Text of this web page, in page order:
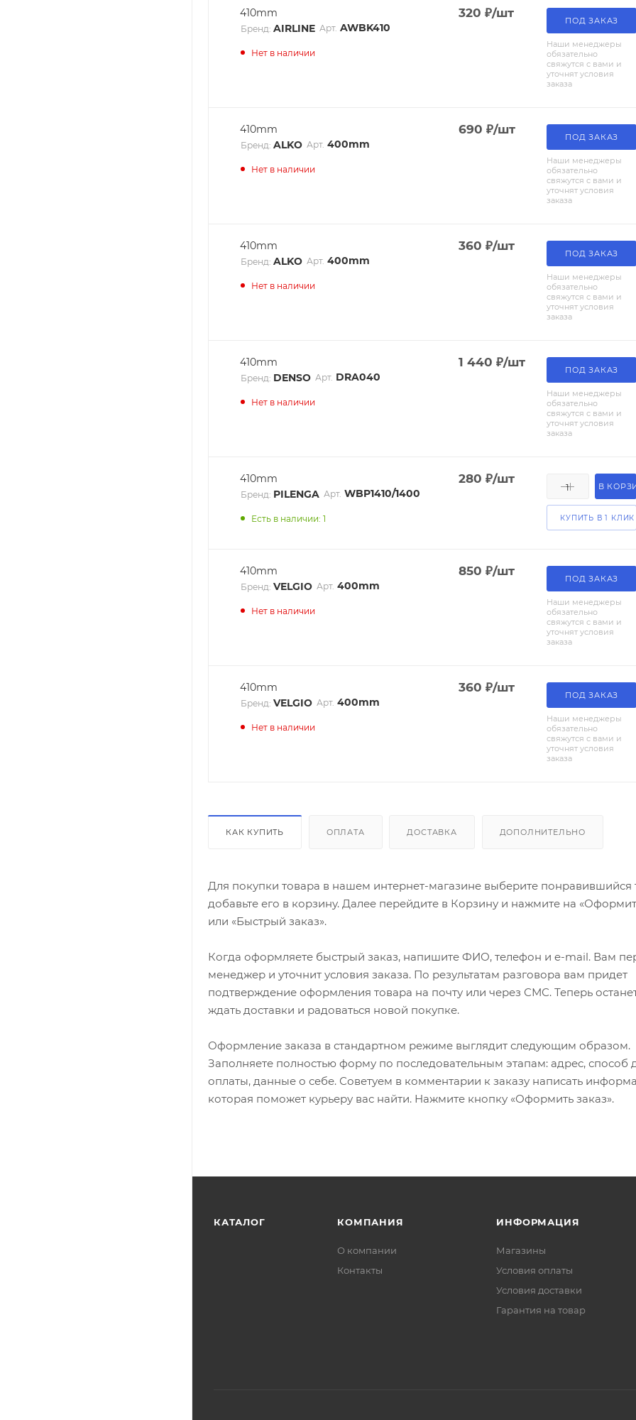
410mm
Бренд: AIRLINE Арт. AWBK410
Нет в наличии
320 ₽/шт
ПОД ЗАКАЗ
Наши менеджеры
обязательно
свяжутся с вами и
уточнят условия
заказа
410mm
Бренд: ALKO Арт. 400mm
Нет в наличии
690 ₽/шт
ПОД ЗАКАЗ
Наши менеджеры
обязательно
свяжутся с вами и
уточнят условия
заказа
410mm
Бренд: ALKO Арт. 400mm
Нет в наличии
360 ₽/шт
ПОД ЗАКАЗ
Наши менеджеры
обязательно
свяжутся с вами и
уточнят условия
заказа
410mm
Бренд: DENSO Арт. DRA040
Нет в наличии
1 440 ₽/шт
ПОД ЗАКАЗ
Наши менеджеры
обязательно
свяжутся с вами и
уточнят условия
заказа
410mm
Бренд: PILENGA Арт. WBP1410/1400
Есть в наличии: 1
280 ₽/шт
В
КУПИТЬ В 1 КЛИК
410mm
Бренд: VELGIO Арт. 400mm
Нет в наличии
850 ₽/шт
ПОД ЗАКАЗ
Наши менеджеры
обязательно
свяжутся с вами и
уточнят условия
заказа
410mm
Бренд: VELGIO Арт. 400mm
Нет в наличии
360 ₽/шт
ПОД ЗАКАЗ
Наши менеджеры
обязательно
свяжутся с вами и
уточнят условия
заказа
КАК КУПИТЬ ОПЛАТА ДОСТАВКА ДОПОЛНИТЕЛЬНО
Для покупки товара в нашем интернет-магазине выберите понравившийся
добавьте его в корзину. Далее перейдите в Корзину и нажмите на
или «Быстрый заказ».
Когда оформляете быстрый заказ, напишите ФИО, телефон и e-mail. Вам
менеджер и уточнит условия заказа. По результатам разговора вам придет
подтверждение оформления товара на почту или через СМС. Теперь
ждать доставки и радоваться новой покупке.
Оформление заказа в стандартном режиме выглядит следующим образом.
Заполняете полностью форму по последовательным этапам: адрес, способ
оплаты, данные о себе. Советуем в комментарии к заказу написать
которая поможет курьеру вас найти. Нажмите кнопку «Оформить заказ».
КАТАЛОГ КОМПАНИЯ
О компании
Контакты
ИНФОРМАЦИЯ
Магазины
Условия оплаты
Условия доставки
Гарантия на товар